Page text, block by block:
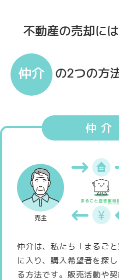
不動産の売却には
仲介 の2つの方
仲介
仲介は、私たち「まるご
に入り、購入希望者を探
る方法です。販売活動や